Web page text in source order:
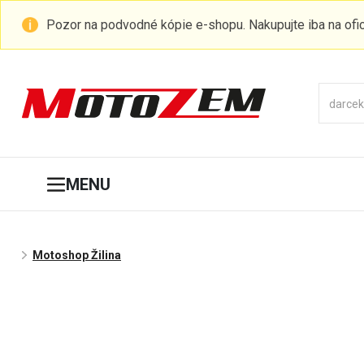
Pozor na podvodné kópie e-shopu. Nakupujte iba na
MENU
Motoshop Žilina